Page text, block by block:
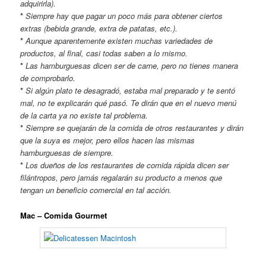
adquirirla).
* Siempre hay que pagar un poco más para obtener ciertos
extras (bebida grande, extra de patatas, etc.).
* Aunque aparentemente existen muchas variedades de
productos, al final, casi todas saben a lo mismo.
* Las hamburguesas dicen ser de carne, pero no tienes manera
de comprobarlo.
* Si algún plato te desagradó, estaba mal preparado y te sentó
mal, no te explicarán qué pasó. Te dirán que en el nuevo menú
de la carta ya no existe tal problema.
* Siempre se quejarán de la comida de otros restaurantes y dirán
que la suya es mejor, pero ellos hacen las mismas
hamburguesas de siempre.
* Los dueños de los restaurantes de comida rápida dicen ser
filántropos, pero jamás regalarán su producto a menos que
tengan un beneficio comercial en tal acción.
Mac – Comida Gourmet